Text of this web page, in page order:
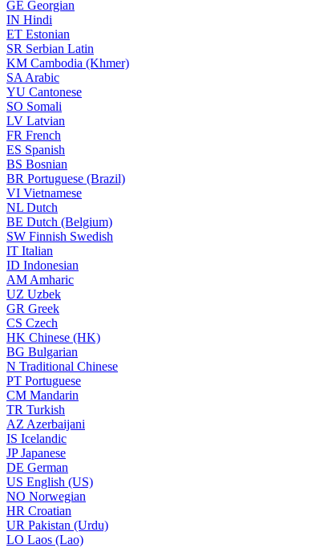
GE Georgian
IN Hindi
ET Estonian
SR Serbian Latin
KM Cambodia (Khmer)
SA Arabic
YU Cantonese
SO Somali
LV Latvian
FR French
ES Spanish
BS Bosnian
BR Portuguese (Brazil)
VI Vietnamese
NL Dutch
BE Dutch (Belgium)
SW Finnish Swedish
IT Italian
ID Indonesian
AM Amharic
UZ Uzbek
GR Greek
CS Czech
HK Chinese (HK)
BG Bulgarian
N Traditional Chinese
PT Portuguese
CM Mandarin
TR Turkish
AZ Azerbaijani
IS Icelandic
JPJapanese
DE German
US English (US)
NO Norwegian
HR Croatian
UR Pakistan (Urdu)
LO Laos (Lao)